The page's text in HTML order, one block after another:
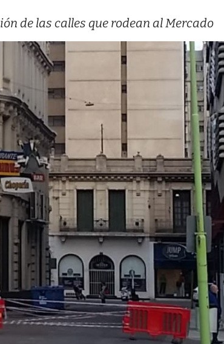
de las calles que rodean al Mercado